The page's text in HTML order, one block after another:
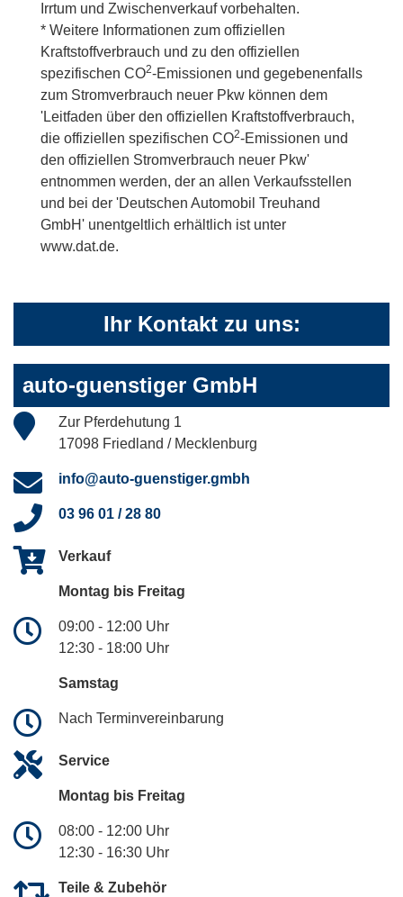
Irrtum und Zwischenverkauf vorbehalten.
* Weitere Informationen zum offiziellen
Kraftstoffverbrauch und zu den offiziellen
spezifischen CO2-Emissionen und gegebenenfalls
zum Stromverbrauch neuer Pkw können dem
'Leitfaden über den offiziellen Kraftstoffverbrauch,
die offiziellen spezifischen CO2-Emissionen und
den offiziellen Stromverbrauch neuer Pkw'
entnommen werden, der an allen Verkaufsstellen
und bei der 'Deutschen Automobil Treuhand
GmbH' unentgeltlich erhältlich ist unter
www.dat.de.
Ihr Kontakt zu uns:
auto-guenstiger GmbH
Zur Pferdehutung 1
17098 Friedland / Mecklenburg
info@auto-guenstiger.gmbh
03 96 01 / 28 80
Verkauf
Montag bis Freitag
09:00 - 12:00 Uhr
12:30 - 18:00 Uhr
Samstag
Nach Terminvereinbarung
Service
Montag bis Freitag
08:00 - 12:00 Uhr
12:30 - 16:30 Uhr
Teile & Zubehör